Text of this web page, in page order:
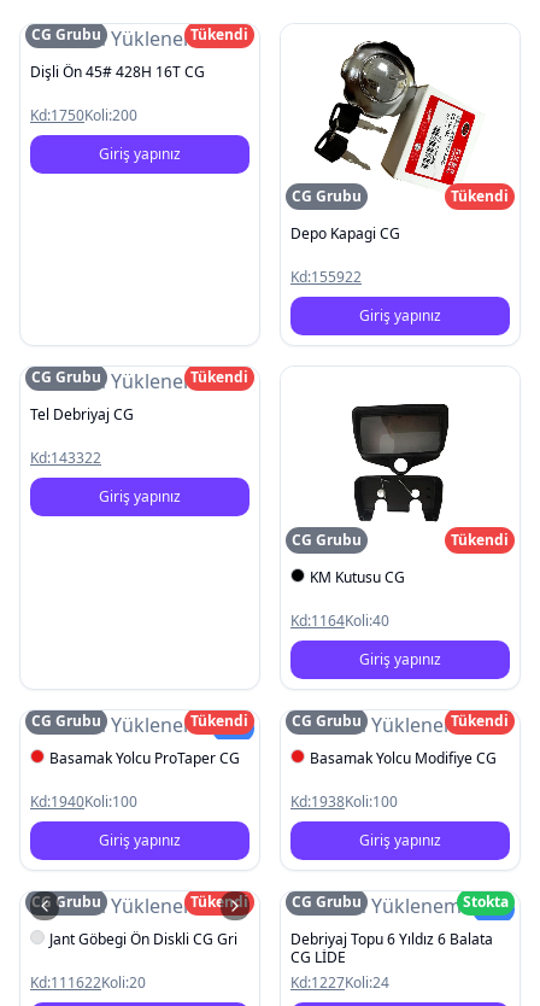
Resim Yüklenemedi
CG Grubu
Tükendi
Dişli Ön 45# 428H 16T CG
Kd:1750Koli:200
Giriş yapınız
CG Grubu
Tükendi
Depo Kapagi CG
Kd:155922
Giriş yapınız
Resim Yüklenemedi
CG Grubu
Tükendi
Tel Debriyaj CG
Kd:143322
Giriş yapınız
CG Grubu
Tükendi
KM Kutusu CG
Kd:1164Koli:40
Giriş yapınız
Resim YüklenemediYeni
CG Grubu
Tükendi
Basamak Yolcu ProTaper CG
Kd:1940Koli:100
Giriş yapınız
Resim Yüklenemedi
CG Grubu
Tükendi
Basamak Yolcu Modifiye CG
Kd:1938Koli:100
Giriş yapınız
Resim Yüklenemedi
CG Grubu
Tükendi
Jant Göbegi Ön Diskli CG Gri
Kd:111622Koli:20
Resim YüklenemediYeni
CG Grubu
Stokta
Debriyaj Topu 6 Yıldız 6 Balata
CG LİDE
Kd:1227Koli:24